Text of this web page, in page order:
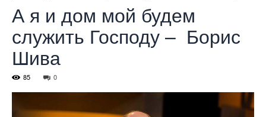
А я и дом мой будем
служить Господу – Борис
Шива
85 0